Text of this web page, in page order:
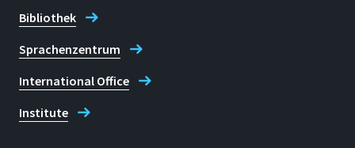
+49 2241 865 641
Daniela Greulich
Bibliothek
Sprachenzentrum
International Office
Institute